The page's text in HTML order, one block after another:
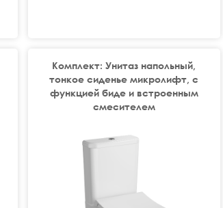
Комплект: Унитаз напольный,
тонкое сиденье микролифт, с
функцией биде и встроенным
смесителем